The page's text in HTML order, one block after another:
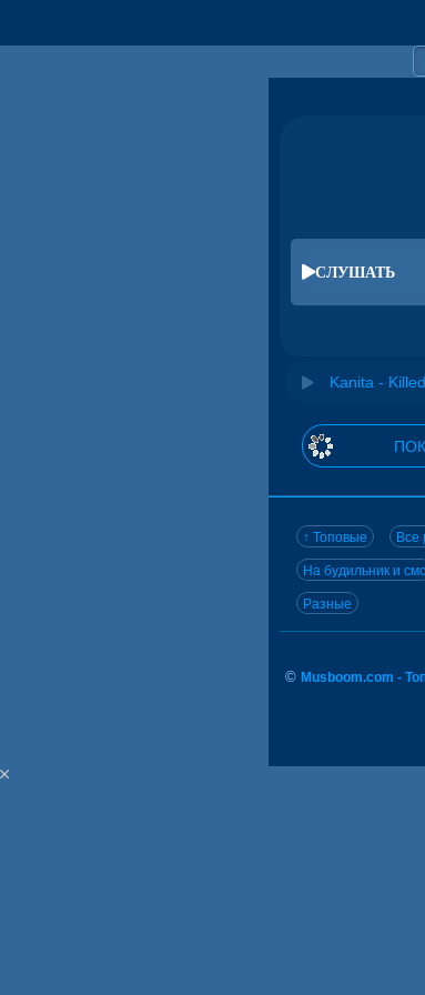
СЛУШАТЬ
↑ Топовые Все
На будильник и смс
Разные
© Musboom.com -